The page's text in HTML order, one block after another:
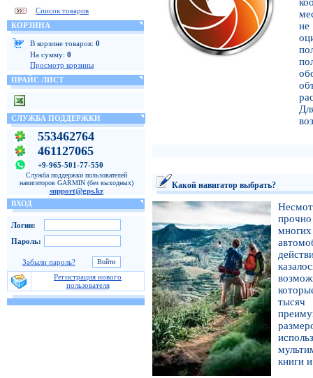
Список товаров
КОРЗИНА
В корзине товаров: 0
На сумму: 0
Просмотр корзины
ПРАЙС ЛИСТ
СЛУЖБА ПОДДЕРЖКИ
553462764
461127065
+9-965-501-77-550
Служба поддержки пользователей
навигаторов GARMIN (без выходных)
support@gps.kz
ВХОД
Логин:
Пароль:
Забыли пароль?
Регистрация нового
пользователя
Какой навигатор выбрать?
книги